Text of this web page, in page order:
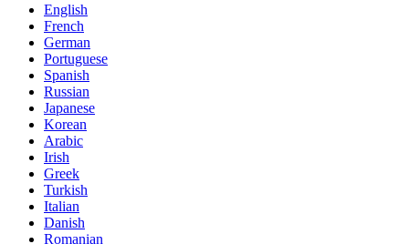
English
French
German
Portuguese
Spanish
Russian
Japanese
Korean
Arabic
Irish
Greek
Turkish
Italian
Danish
Romanian